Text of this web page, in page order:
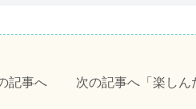
の記事へ 次の記事へ「 楽しん